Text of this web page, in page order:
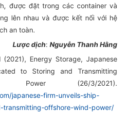
được đặt trong các container và
lên nhau và được kết nối với hệ
an toàn.
Lược dịch: Nguyễn Thanh Hằng
(2021), Energy Storage, Japanese
to Storing and Transmitting
Power (26/3/2021).
japanese-firm-unveils-ship-
offshore-wind-power/